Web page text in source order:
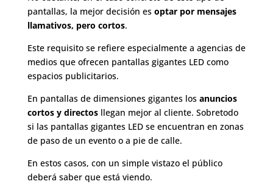
pantallas, la mejor decisión esoptar por mensajes
llamativos, pero cortos.
Este requisito se refiere especialmente a agencias de
medios que ofrecen pantallas gigantes LED como
espacios publicitarios.
En pantallas de dimensiones gigantes los anuncios
cortos y directosllegan mejor al cliente. Sobretodo
si las pantallas gigantes LED se encuentran en zonas
de paso de un evento o a pie de calle.
En estos casos, con un simple vistazo el público
deberá saber que está viendo.